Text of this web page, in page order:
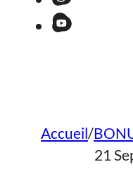
Accueil/
21